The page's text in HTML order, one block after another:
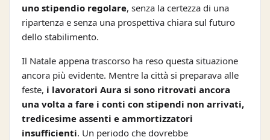
uno stipendio regolare, senza la certezza di una
ripartenza e senza una prospettiva chiara sul futuro
dello stabilimento.
Il Natale appena trascorso ha reso questa situazione
ancora più evidente. Mentre la città si preparava alle
feste, i lavoratori Aura si sono ritrovati ancora
una volta a fare i conti con stipendi non arrivati,
tredicesime assenti e ammortizzatori
insufficienti. Un periodo che dovrebbe